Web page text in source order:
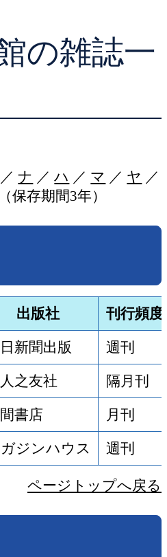
グ 学校図書館支援サー
の雑誌一
／ナ ／ハ ／ マ ／ ヤ ／
（保存期間3年）
出版社 刊行頻度
新聞出版 週刊
之友社 隔月刊
書店 月刊
ジンハウス 週刊
ページトップへ戻る